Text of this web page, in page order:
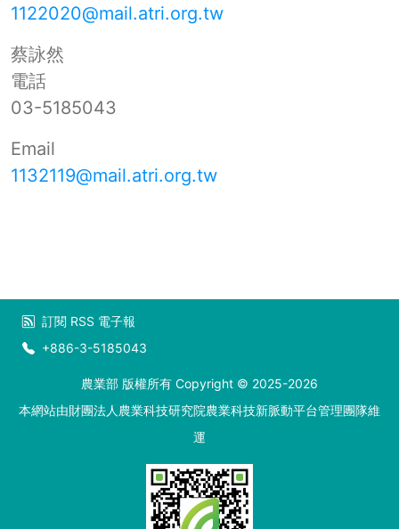
1122020@mail.atri.org.tw
蔡詠然
電話
03-5185043
Email
1132119@mail.atri.org.tw
訂閱 RSS 電子報
+886-3-5185043
農業部 版權所有 Copyright © 2025-2026
本網站由財團法人農業科技研究院農業科技新脈動平台管理團隊維
運